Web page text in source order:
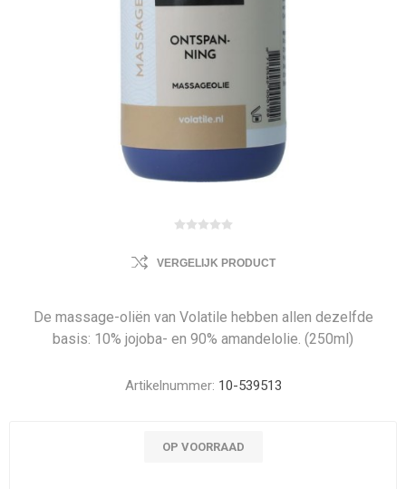
VERGELIJK PRODUCT
De massage-oliën van Volatile hebben allen dezelfde
basis: 10% jojoba- en 90% amandelolie. (250ml)
Artikelnummer: 10-539513
OP VOORRAAD